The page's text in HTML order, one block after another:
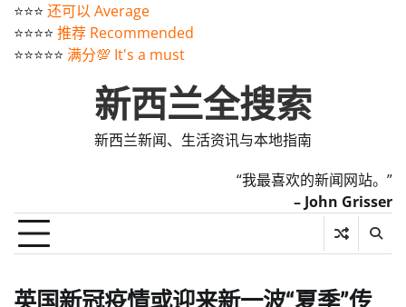
⭐️⭐️⭐️ 还可以 Average
⭐️⭐️⭐️⭐️ 推荐 Recommended
⭐️⭐️⭐️⭐️⭐️ 满分💯 It's a must
新西兰全搜索
新西兰新闻、生活资讯与本地指南
“我最喜欢的新闻网站。”
– John Grisser
英国新冠疫情或迎来新一波“夏季”传